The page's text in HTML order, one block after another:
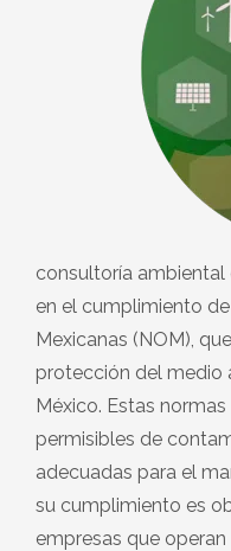
consultoría
en el cumplimiento
Mexicanas (NOM),
protección del medio
México. Estas
permisibles de
adecuadas para el
su cumplimiento es
empresas que operan